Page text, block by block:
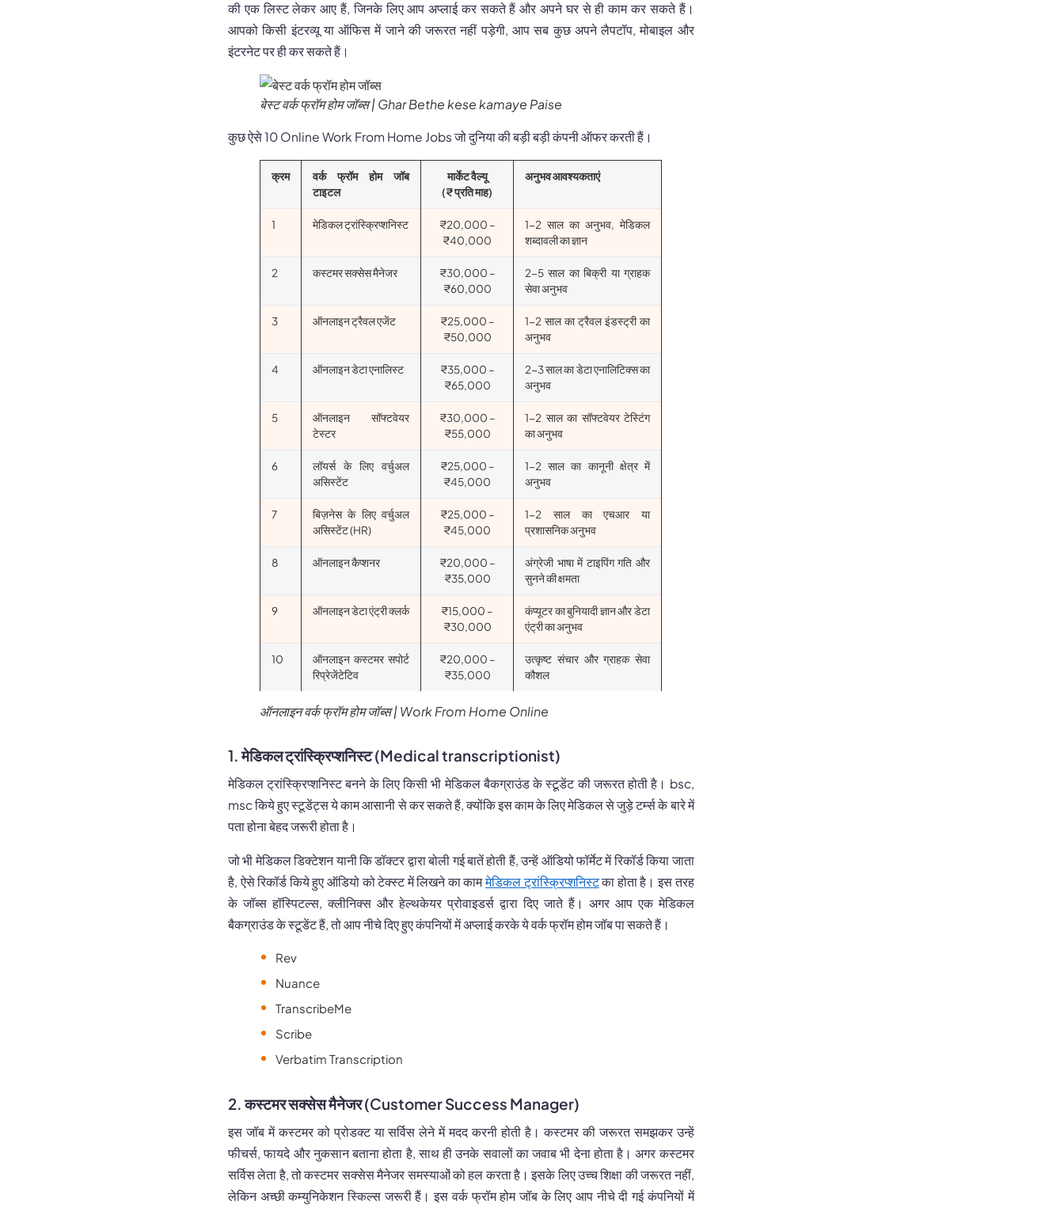
की एक लिस्ट लेकर आए हैं, जिनके लिए आप अप्लाई कर सकते हैं और अपने घर से ही काम कर सकते हैं।
आपको किसी इंटरव्यू या ऑफिस में जाने की जरूरत नहीं पड़ेगी, आप सब कुछ अपने लैपटॉप, मोबाइल और
इंटरनेट पर ही कर सकते हैं।
बेस्ट वर्क फ्रॉम होम जॉब्स|Ghar Bethe kese kamaye Paise
कुछ ऐसे 10 Online Work From Home Jobs जो दुनिया की बड़ी बड़ी कंपनी ऑफर करती हैं।
क्रम
वर्क फ्रॉम होम जॉब
टाइटल
मार्केट वैल्यू
(₹ प्रति माह)
अनुभव आवश्यकताएं
1 मेडिकल ट्रांस्क्रिप्शनिस्ट
₹20,000 –
₹40,000
1-2 साल का अनुभव, मेडिकल
शब्दावली का ज्ञान
2 कस्टमर सक्सेस मैनेजर
₹30,000 –
₹60,000
2-5 साल का बिक्री या ग्राहक
सेवा अनुभव
3 ऑनलाइन ट्रैवल एजेंट
₹25,000 –
₹50,000
1-2 साल का ट्रैवल इंडस्ट्री का
अनुभव
4 ऑनलाइन डेटा एनालिस्ट
₹35,000 –
₹65,000
2-3 साल का डेटा एनालिटिक्स का
अनुभव
5
ऑनलाइन सॉफ्टवेयर
टेस्टर
₹30,000 –
₹55,000
1-2 साल का सॉफ्टवेयर टेस्टिंग
का अनुभव
6
लॉयर्स के लिए वर्चुअल
असिस्टेंट
₹25,000 –
₹45,000
1-2 साल का कानूनी क्षेत्र में
अनुभव
7
बिज़नेस के लिए वर्चुअल
असिस्टेंट (HR)
₹25,000 –
₹45,000
1-2 साल का एचआर या
प्रशासनिक अनुभव
8 ऑनलाइन कैप्शनर
₹20,000 –
₹35,000
अंग्रेजी भाषा में टाइपिंग गति और
सुनने की क्षमता
9 ऑनलाइन डेटा एंट्री क्लर्क
₹15,000 –
₹30,000
कंप्यूटर का बुनियादी ज्ञान और डेटा
एंट्री का अनुभव
10
ऑनलाइन कस्टमर सपोर्ट
रिप्रेजेंटेटिव
₹20,000 –
₹35,000
उत्कृष्ट संचार और ग्राहक सेवा
कौशल
ऑनलाइन वर्क फ्रॉम होम जॉब्स| Work From Home Online
1. मेडिकल ट्रांस्क्रिप्शनिस्ट (Medical transcriptionist)
मेडिकल ट्रांस्क्रिप्शनिस्ट बनने के लिए किसी भी मेडिकल बैकग्राउंड के स्टूडेंट की जरूरत होती है। bsc,
msc किये हुए स्टूडेंट्स ये काम आसानी से कर सकते हैं, क्योंकि इस काम के लिए मेडिकल से जुड़े टर्म्स के बारे में
पता होना बेहद जरूरी होता है।
जो भी मेडिकल डिक्टेशन यानी कि डॉक्टर द्वारा बोली गई बातें होती हैं, उन्हें ऑडियो फॉर्मेट में रिकॉर्ड किया जाता
है, ऐसे रिकॉर्ड किये हुए ऑडियो को टेक्स्ट में लिखने का काममेडिकल ट्रांस्क्रिप्शनिस्टका होता है। इस तरह
के जॉब्स हॉस्पिटल्स, क्लीनिक्स और हेल्थकेयर प्रोवाइडर्स द्वारा दिए जाते हैं। अगर आप एक मेडिकल
बैकग्राउंड के स्टूडेंट हैं, तो आप नीचे दिए हुए कंपनियों में अप्लाई करके ये वर्क फ्रॉम होम जॉब पा सकते हैं।
Rev
Nuance
TranscribeMe
Scribe
Verbatim Transcription
2. कस्टमर सक्सेस मैनेजर (Customer Success Manager)
इस जॉब में कस्टमर को प्रोडक्ट या सर्विस लेने में मदद करनी होती है। कस्टमर की जरूरत समझकर उन्हें
फीचर्स, फायदे और नुकसान बताना होता है, साथ ही उनके सवालों का जवाब भी देना होता है। अगर कस्टमर
सर्विस लेता है, तो कस्टमर सक्सेस मैनेजर समस्याओं को हल करता है। इसके लिए उच्च शिक्षा की जरूरत नहीं,
लेकिन अच्छी कम्युनिकेशन स्किल्स जरूरी हैं। इस वर्क फ्रॉम होम जॉब के लिए आप नीचे दी गई कंपनियों में